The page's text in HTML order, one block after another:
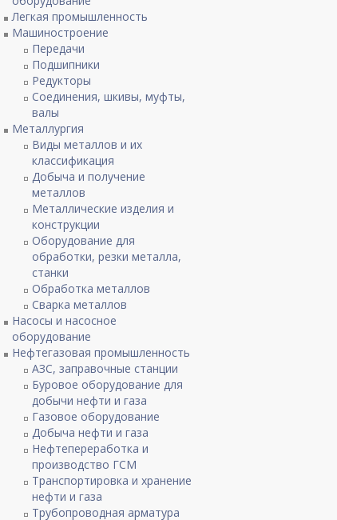
Легкая промышленность
Машиностроение
Передачи
Подшипники
Редукторы
Соединения, шкивы, муфты,
валы
Металлургия
Виды металлов и их
классификация
Добыча и получение
металлов
Металлические изделия и
конструкции
Оборудование для
обработки, резки металла,
станки
Обработка металлов
Сварка металлов
Насосы и насосное
оборудование
Нефтегазовая промышленность
АЗС, заправочные станции
Буровое оборудование для
добычи нефти и газа
Газовое оборудование
Добыча нефти и газа
Нефтепереработка и
производство ГСМ
Транспортировка и хранение
нефти и газа
Трубопроводная арматура